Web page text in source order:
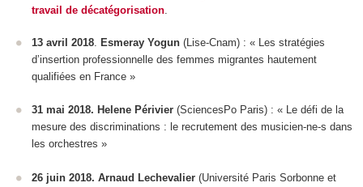
travail de décatégorisation
13 avril 2018. Esmeray Yogun (Lise-Cnam) : « Les stratégies
d’insertion professionnelle des femmes migrantes hautement
qualifiées en France »
31 mai 2018. Helene Périvier (SciencesPo Paris) : « Le défi de la
mesure des discriminations : le recrutement des musicien-ne-s dans
les orchestres »
26 juin 2018. Arnaud Lechevalier (Université Paris Sorbonne et